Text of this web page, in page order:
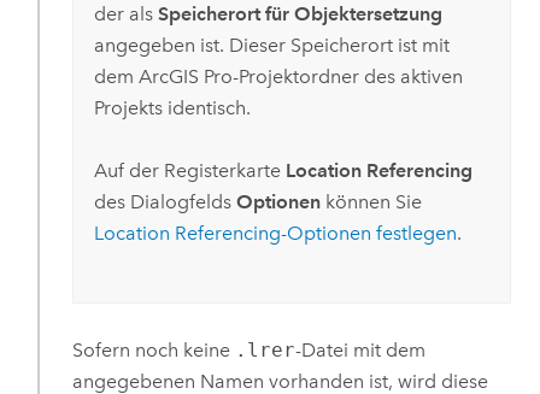
der als Speicherort für Objektersetzung
angegeben ist. Dieser Speicherort ist mit
dem ArcGIS Pro-Projektordner des aktiven
Projekts identisch.
Auf der Registerkarte Location Referencing
des Dialogfelds Optionenkönnen Sie
Location Referencing-Optionen festlegen.
Sofern noch keine .lrer-Datei mit dem
angegebenen Namen vorhanden ist, wird diese